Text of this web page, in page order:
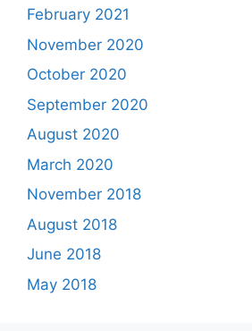
February 2021
November 2020
October 2020
September 2020
August 2020
March 2020
November 2018
August 2018
June 2018
May 2018